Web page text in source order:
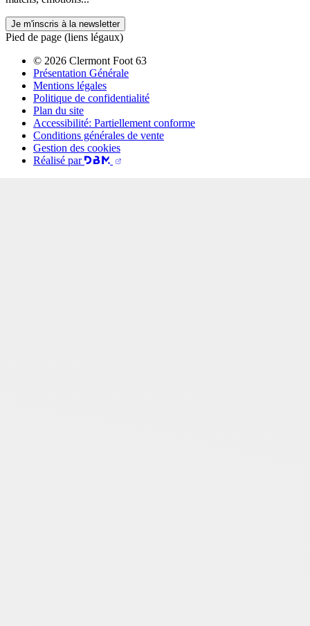
Je m'inscris à la newsletter
Pied de page (liens légaux)
© 2026 Clermont Foot 63
Présentation Générale
Mentions légales
Politique de confidentialité
Plan du site
Accessibilité: Partiellement conforme
Conditions générales de vente
Gestion des cookies
Réalisé par